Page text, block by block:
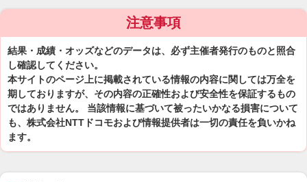
注意事項
結果・成績・オッズなどのデータは、必ず主催者発行のものと照合
し確認してください。
本サイトのページ上に掲載されている情報の内容に関しては万全を
期しておりますが、その内容の正確性および安全性を保証するもの
ではありません。 当該情報に基づいて被ったいかなる損害について
も、株式会社NTTドコモおよび情報提供者は一切の責任を負いかね
ます。